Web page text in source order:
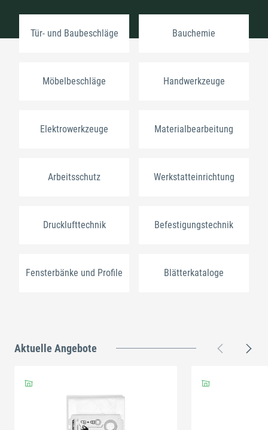
Tür- und Baubeschläge Bauchemie
Möbelbeschläge Handwerkzeuge
Elektrowerkzeuge Materialbearbeitung
Arbeitsschutz Werkstatteinrichtung
Drucklufttechnik Befestigungstechnik
Fensterbänke und Profile Blätterkataloge
Aktuelle Angebote